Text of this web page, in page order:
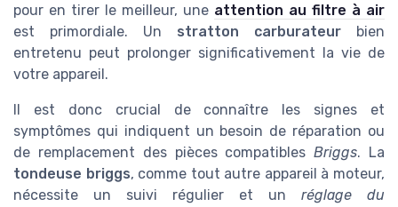
pour en tirer le meilleur, une attention au filtre à air
est primordiale. Un stratton carburateur bien
entretenu peut prolonger significativement la vie de
votre appareil.
Il est donc crucial de connaître les signes et
symptômes qui indiquent un besoin de réparation ou
de remplacement des pièces compatiblesBriggs. La
tondeuse briggs, comme tout autre appareil à moteur,
nécessite un suivi régulier et un réglage du